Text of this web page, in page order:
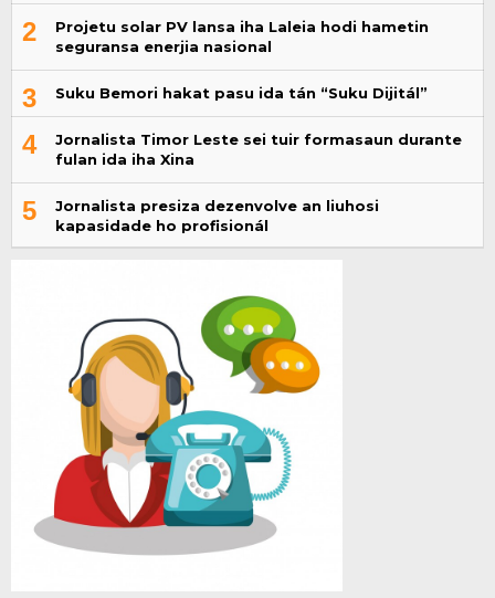
2
Projetu solar PV lansa iha Laleia hodi hametin
seguransa enerjia nasional
3 Suku Bemori hakat pasu ida tán “Suku Dijitál”
4
Jornalista Timor Leste sei tuir formasaun durante
fulan ida iha Xina
5
Jornalista presiza dezenvolve an liuhosi
kapasidade ho profisionál